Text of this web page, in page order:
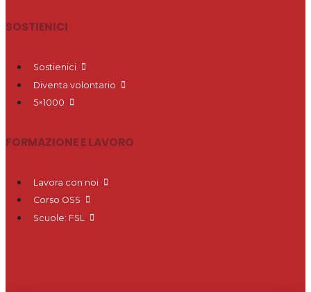
SOSTIENICI
Sostienici
Diventa volontario
5×1000
FORMAZIONE E LAVORO
Lavora con noi
Corso OSS
Scuole: FSL